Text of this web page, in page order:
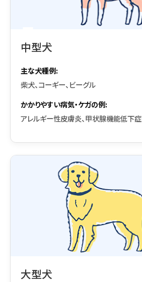
中型犬
主な犬種例:
柴犬、コーギー、ビーグル
かかりやすい病気・ケガの例:
アレルギー性皮膚炎、甲状腺機能低下症
大型犬